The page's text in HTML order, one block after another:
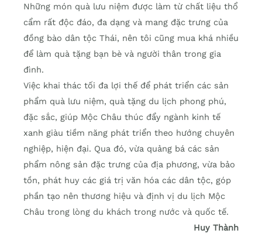
Những món quà lưu niệm được làm từ chất liệu thổ
cẩm rất độc đáo, đa dạng và mang đặc trưng của
đồng bào dân tộc Thái, nên tôi cũng mua khá nhiều
để làm quà tặng bạn bè và người thân trong gia
đình.
Việc khai thác tối đa lợi thế để phát triển các sản
phẩm quà lưu niệm, quà tặng du lịch phong phú,
đặc sắc, giúp Mộc Châu thúc đẩy ngành kinh tế
xanh giàu tiềm năng phát triển theo hướng chuyên
nghiệp, hiện đại. Qua đó, vừa quảng bá các sản
phẩm nông sản đặc trưng của địa phương, vừa bảo
tồn, phát huy các giá trị văn hóa các dân tộc, góp
phần tạo nên thương hiệu và định vị du lịch Mộc
Châu trong lòng du khách trong nước và quốc tế.
Huy Thành